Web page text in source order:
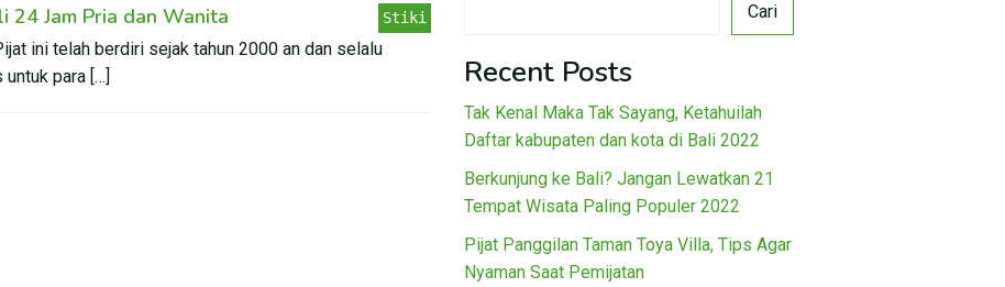
24 Jam Pria dan Wanita
ini telah berdiri sejak tahun 2000 an dan selalu
para […]
Stiki
Cari
Recent Posts
Tak Kenal Maka Tak Sayang, Ketahuilah
Daftar kabupaten dan kota di Bali 2022
Berkunjung ke Bali? Jangan Lewatkan 21
Tempat Wisata Paling Populer 2022
Pijat Panggilan Taman Toya Villa, Tips Agar
Nyaman Saat Pemijatan